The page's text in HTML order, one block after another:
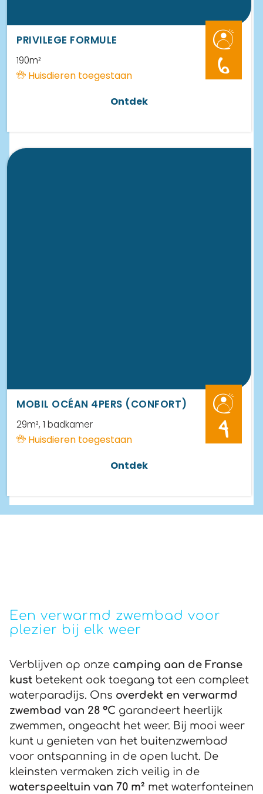
PRIVILEGE FORMULE
190m²
Huisdieren toegestaan 6
Ontdek
MOBIL OCÉAN 4PERS (CONFORT)
29m², 1 badkamer
Huisdieren toegestaan 4
Ontdek
Een verwarmd zwembad voor
plezier bij elk weer
Verblijven op onze camping aan de Franse
kust betekent ook toegang tot een compleet
waterparadijs. Ons overdekt en verwarmd
zwembad van 28 °C garandeert heerlijk
zwemmen, ongeacht het weer. Bij mooi weer
kunt u genieten van het buitenzwembad
voor ontspanning in de open lucht. De
kleinsten vermaken zich veilig in de
waterspeeltuin van 70 m² met waterfonteinen